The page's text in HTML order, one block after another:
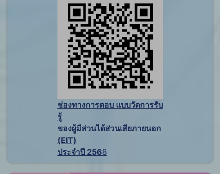
ช่องทางการตอบ แบบวัดการรับ
รู้
ของผู้มีส่วนได้ส่วนเสียภายนอก
(EIT)
ประจำปี 2568